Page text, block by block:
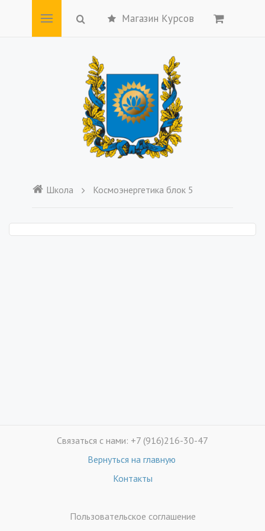
Магазин Курсов
Школа Космоэнергетика блок 5
Связаться с нами: +7 (916)216-30-47
Вернуться на главную
Контакты
Пользовательское соглашение